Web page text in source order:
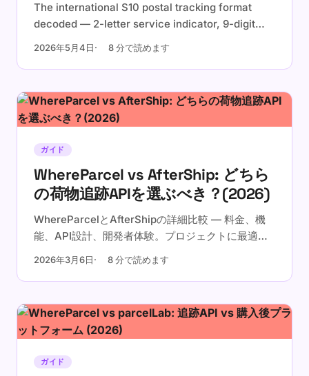
The international S10 postal tracking format
decoded — 2-letter service indicator, 9-digit
serial with check digit, 2-letter ISO country
code. Examples, validation, and the check-digit
formula.
2026年5月4日 8 分で読めます
ガイド
WhereParcel vs AfterShip: どちら
の荷物追跡APIを選ぶべき？(2026)
WhereParcelとAfterShipの詳細比較 — 料金、機
能、API設計、開発者体験。プロジェクトに最適な
荷物追跡APIを見つけましょう。
2026年3月6日 8 分で読めます
ガイド